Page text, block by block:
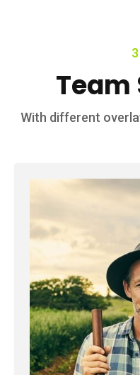
Team
With different